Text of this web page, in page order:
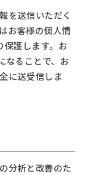
を送信いただく
お客様の個人情
護します。お
なることで、お
に送受信しま
分析と改善のた